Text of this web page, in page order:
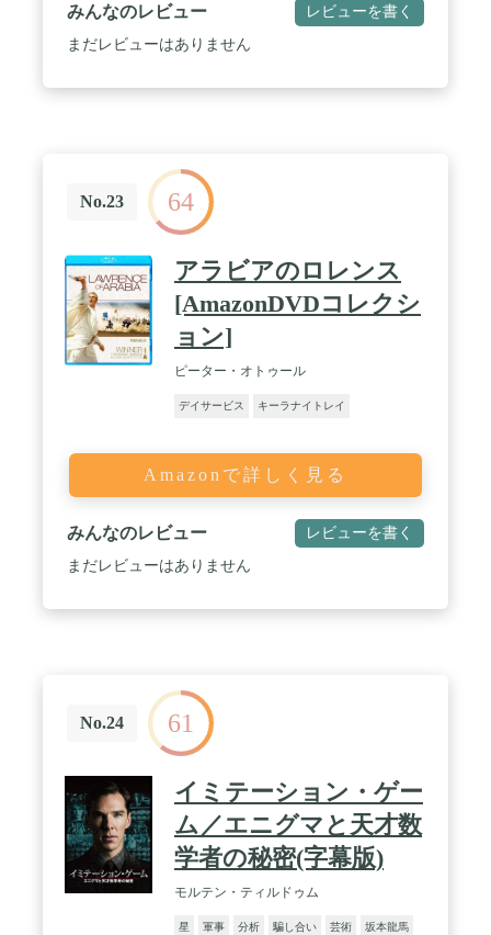
みんなのレビュー レビューを書く
まだレビューはありません
No.23 64
アラビアのロレンス
[AmazonDVDコレクシ
ョン]
ピーター・オトゥール
デイサービス キーラナイトレイ
Amazonで詳しく見る
みんなのレビュー レビューを書く
まだレビューはありません
No.24 61
イミテーション・ゲー
ム／エニグマと天才数
学者の秘密(字幕版)
モルテン・ティルドゥム
星 軍事 分析 騙し合い 芸術 坂本龍馬